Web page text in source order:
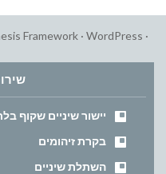
Framework · WordPress ·
יישור שיניים שקוף
בקרת זיהומים
השתלת שיניים